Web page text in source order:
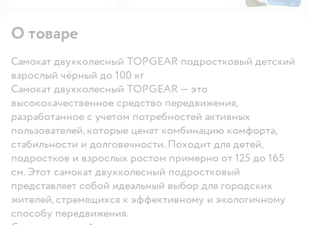
О товаре
Самокат двухколесный TOPGEAR подростковый детский
взрослый чёрный до 100 кг
Самокат двухколесный TOPGEAR — это
высококачественное средство передвижения,
разработанное с учетом потребностей активных
пользователей, которые ценят комбинацию комфорта,
стабильности и долговечности. Походит для детей,
подростков и взрослых ростом примерно от 125 до 165
см. Этот самокат двухколесный подростковый
представляет собой идеальный выбор для городских
жителей, стремящихся к эффективному и экологичному
способу передвижения.